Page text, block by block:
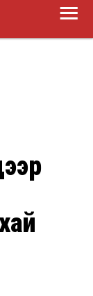
Main
Menu